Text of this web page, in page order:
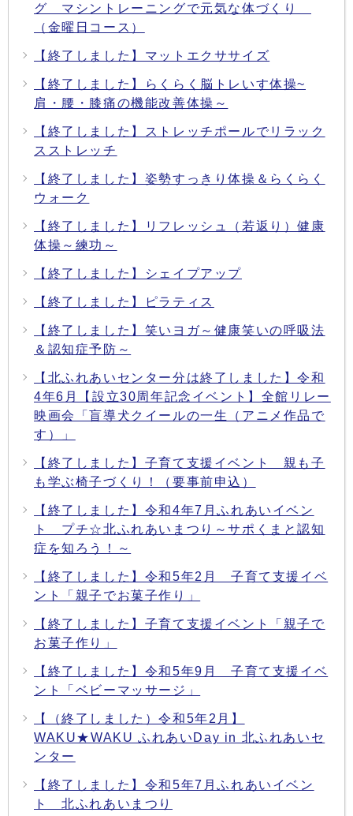
グ マシントレーニングで元気な体づくり
（金曜日コース）
【終了しました】マットエクササイズ
【終了しました】らくらく脳トレいす体操~
肩・腰・膝痛の機能改善体操～
【終了しました】ストレッチポールでリラック
スストレッチ
【終了しました】姿勢すっきり体操＆らくらく
ウォーク
【終了しました】リフレッシュ（若返り）健康
体操～練功～
【終了しました】シェイプアップ
【終了しました】ピラティス
【終了しました】笑いヨガ～健康笑いの呼吸法
＆認知症予防～
【北ふれあいセンター分は終了しました】令和
4年6月【設立30周年記念イベント】全館リレー
映画会「盲導犬クイールの一生（アニメ作品で
す）」
【終了しました】子育て支援イベント 親も子
も学ぶ椅子づくり！（要事前申込）
【終了しました】令和4年7月ふれあいイベン
ト プチ☆北ふれあいまつり～サポくまと認知
症を知ろう！～
【終了しました】令和5年2月 子育て支援イベ
ント「親子でお菓子作り」
【終了しました】子育て支援イベント「親子で
お菓子作り」
【終了しました】令和5年9月 子育て支援イベ
ント「ベビーマッサージ」
【（終了しました）令和5年2月】
WAKU★WAKU ふれあいDay in 北ふれあいセ
ンター
【終了しました】令和5年7月ふれあいイベン
ト 北ふれあいまつり